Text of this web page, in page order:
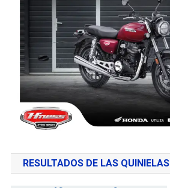
RESULTADOS DE LAS QUINIELAS